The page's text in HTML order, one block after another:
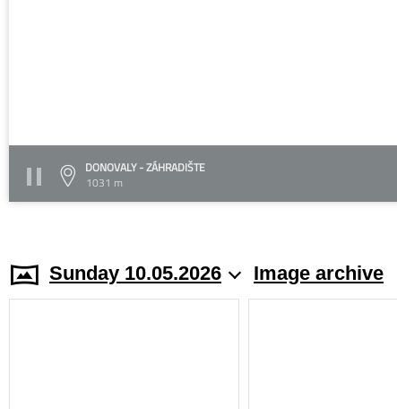
DONOVALY - ZÁHRADIŠTE
1031 m
Sunday 10.05.2026 Image archive